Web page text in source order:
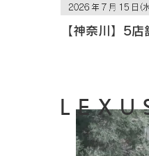
【神奈川】5